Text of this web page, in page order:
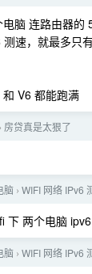
脑 连路由器
速，就最多
V6 都能跑满
› 房贷真是太狠了
脑 › WIFI 网络 IPv6
下 两个电脑
脑 › WIFI 网络 IPv6